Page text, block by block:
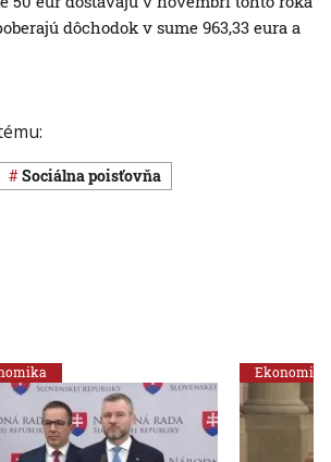
dôchodok v sume 963,33 eura a
Sociálna poisťovňa
Ekonomika